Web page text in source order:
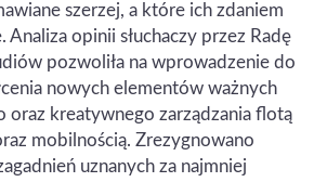
szerzej, a które ich zdaniem
Analiza opinii słuchaczy przez Radę
pozwoliła na wprowadzenie do
nowych elementów ważnych
oraz kreatywnego zarządzania flotą
mobilnością. Zrezygnowano
uznanych za najmniej